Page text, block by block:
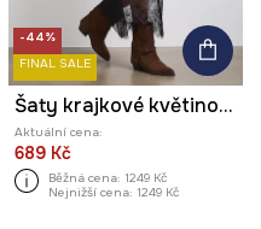
-44%
FINAL SALE
Šaty krajkové květinové
Aktuální cena:
689 Kč
Běžná cena: 1249 Kč
Nejnižší cena: 1249 Kč